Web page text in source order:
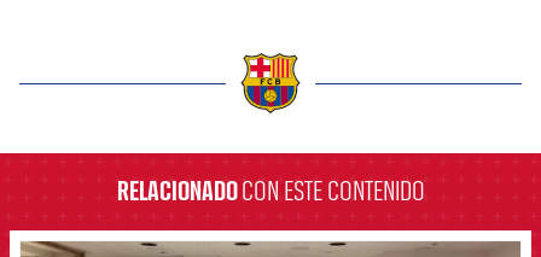
RELACIONADOCON ESTE CONTENIDO
FCB Barcelona badge